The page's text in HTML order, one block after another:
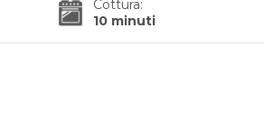
Cottura:
10 minuti